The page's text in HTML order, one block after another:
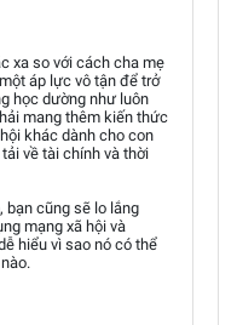
xa so với cách cha mẹ
áp lực vô tận để trở
học dường như luôn
mang thêm kiến thức
khác dành cho con
về tài chính và thời
bạn cũng sẽ lo lắng
mạng xã hội và
hiểu vì sao nó có thể